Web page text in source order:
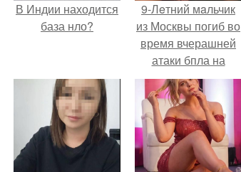
В Индии находится
база нло?
9-Лeтний мaльчик
из Москвы погиб во
время вчерашней
атаки бпла на
пляже под
Геленджиком.